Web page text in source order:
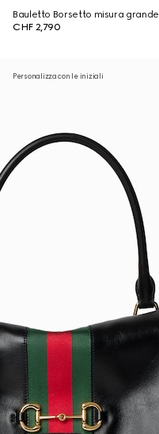
Bauletto Borsetto misura grande
CHF 2,790
Personalizza con le iniziali